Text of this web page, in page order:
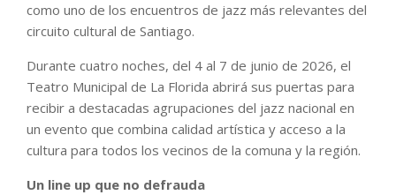
como uno de los encuentros de jazz más relevantes del
circuito cultural de Santiago.
Durante cuatro noches, del 4 al 7 de junio de 2026, el
Teatro Municipal de La Florida abrirá sus puertas para
recibir a destacadas agrupaciones del jazz nacional en
un evento que combina calidad artística y acceso a la
cultura para todos los vecinos de la comuna y la región.
Un line up que no defrauda